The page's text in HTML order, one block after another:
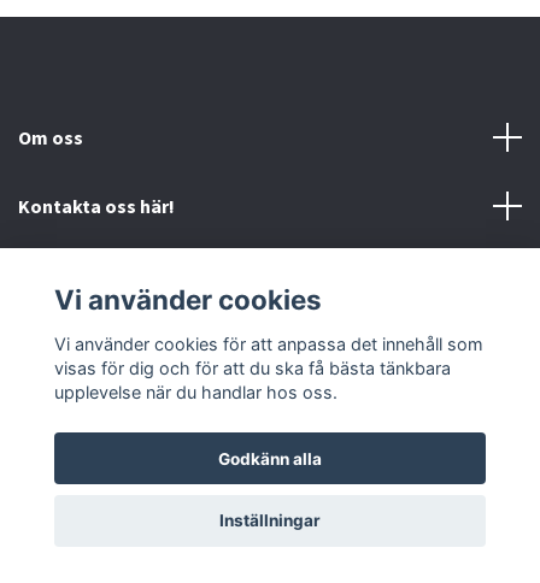
Om oss
Kontakta oss här!
Sociala medier
© 2026 Mc-Butiken
Vi använder cookies
Vi använder cookies för att anpassa det innehåll som
visas för dig och för att du ska få bästa tänkbara
upplevelse när du handlar hos oss.
Godkänn alla
Inställningar